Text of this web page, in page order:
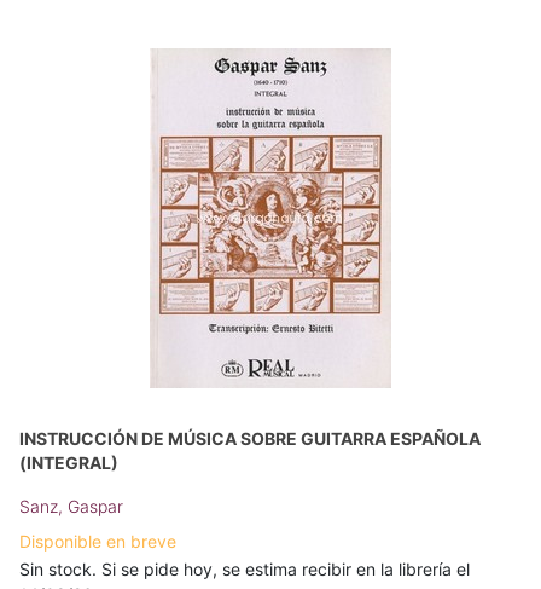
INSTRUCCIÓN DE MÚSICA SOBRE GUITARRA ESPAÑOLA
(INTEGRAL)
Sanz, Gaspar
Disponible en breve
Sin stock. Si se pide hoy, se estima recibir en la librería el